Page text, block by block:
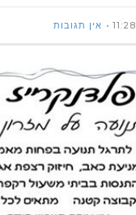
11:28 אין תגובות